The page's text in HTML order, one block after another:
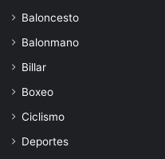
Baloncesto
Balonmano
Billar
Boxeo
Ciclismo
Deportes